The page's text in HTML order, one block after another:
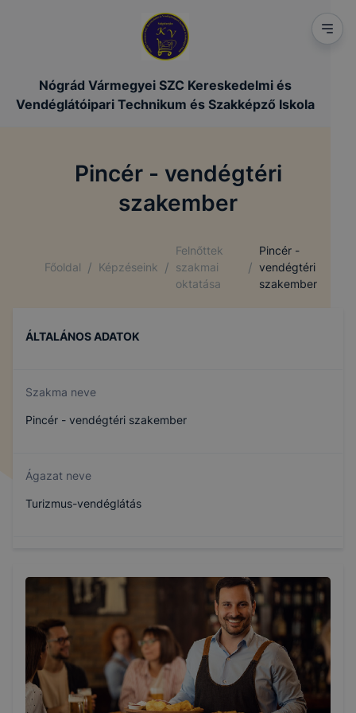
Nógrád Vármegyei SZC Kereskedelmi és
Vendéglátóipari Technikum és Szakképző Iskola
Pincér - vendégtéri
szakember
Főoldal / Képzéseink /
Felnőttek
szakmai
oktatása
/
Pincér -
vendégtéri
szakember
ÁLTALÁNOS ADATOK
Szakma neve
Pincér - vendégtéri szakember
Ágazat neve
Turizmus-vendéglátás
Képzés időtartama
3 év